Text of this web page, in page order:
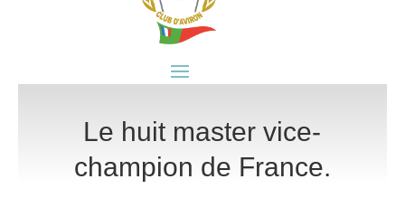
Le huit master vice-
champion de France.